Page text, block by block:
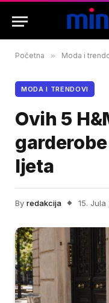
Početna » Moda i
MODA I TRENDOVI
Ovih 5
ljeta
By redakcija 15. Jula